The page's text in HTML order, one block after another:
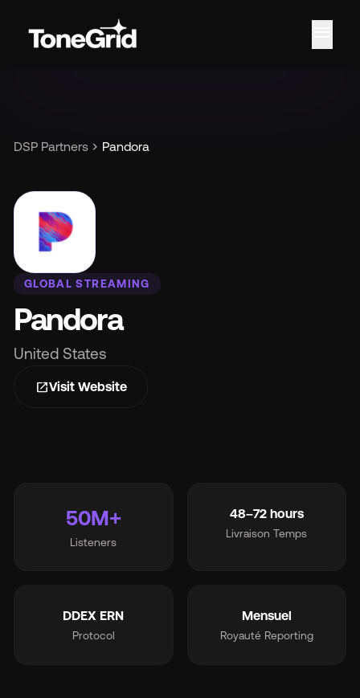
DSP Partners chevron_right Pandora
GLOBAL STREAMING
Pandora
United States
open_in_newVisit Website
50M+
Listeners
48–72 hours
Livraison Temps
DDEX ERN
Protocol
Mensuel
Royauté Reporting